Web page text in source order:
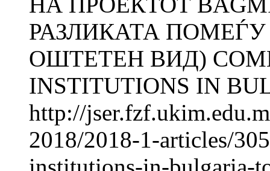
РАЗЛИКАТА
ОШТЕТЕН ВИД)
INSTITUTIONS IN
http://
2018/2018-1-articles/